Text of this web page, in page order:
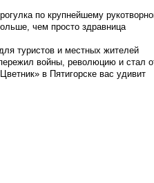
по крупнейшему
чем просто здравница
туристов и местных жителей
войны, революцию и стал
в Пятигорске вас удивит